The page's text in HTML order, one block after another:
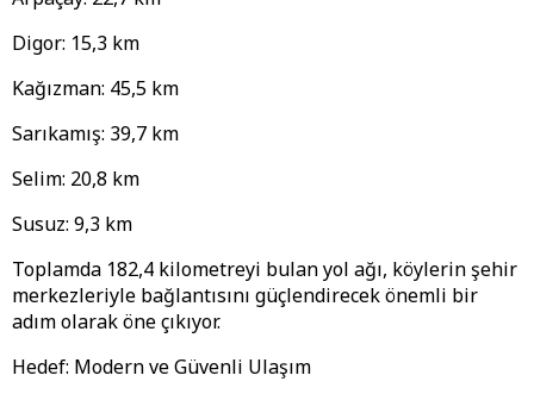
Digor: 15,3 km
Kağızman: 45,5 km
Sarıkamış: 39,7 km
Selim: 20,8 km
Susuz: 9,3 km
Toplamda 182,4 kilometreyi bulan yol ağı, köylerin şehir
merkezleriyle bağlantısını güçlendirecek önemli bir
adım olarak öne çıkıyor.
Hedef: Modern ve Güvenli Ulaşım